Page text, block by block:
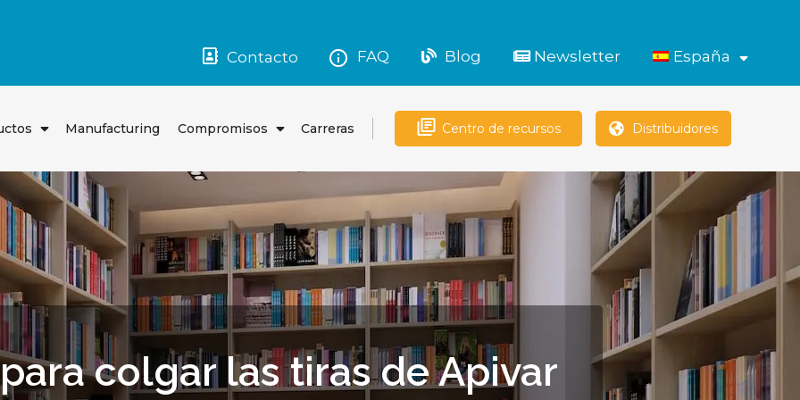
Contacto FAQ Blog Newsletter España
Abrir
menú
Manufacturing Compromisos
Abrir
Carreras Centro de recursos Distribuidores
colgar las tiras de Apivar